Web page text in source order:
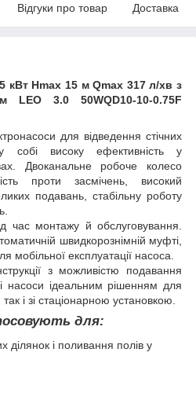
Відгуки про товар Доставка
кВт Hmax 15 м Qmax 317 л/хв з
LEO 3.0 50WQD10-10-0.75F
для відведення стічних
високу ефективність у
Двоканальне робоче колесо
проти засмічень, високий
подавань, стабільну роботу
час монтажу й обслуговування.
швидкорознімній муфті,
мобільної експлуатації насоса.
з можливістю подавання
насоси ідеальним рішенням для
і зі стаціонарною установкою.
для:
і поливання полів у